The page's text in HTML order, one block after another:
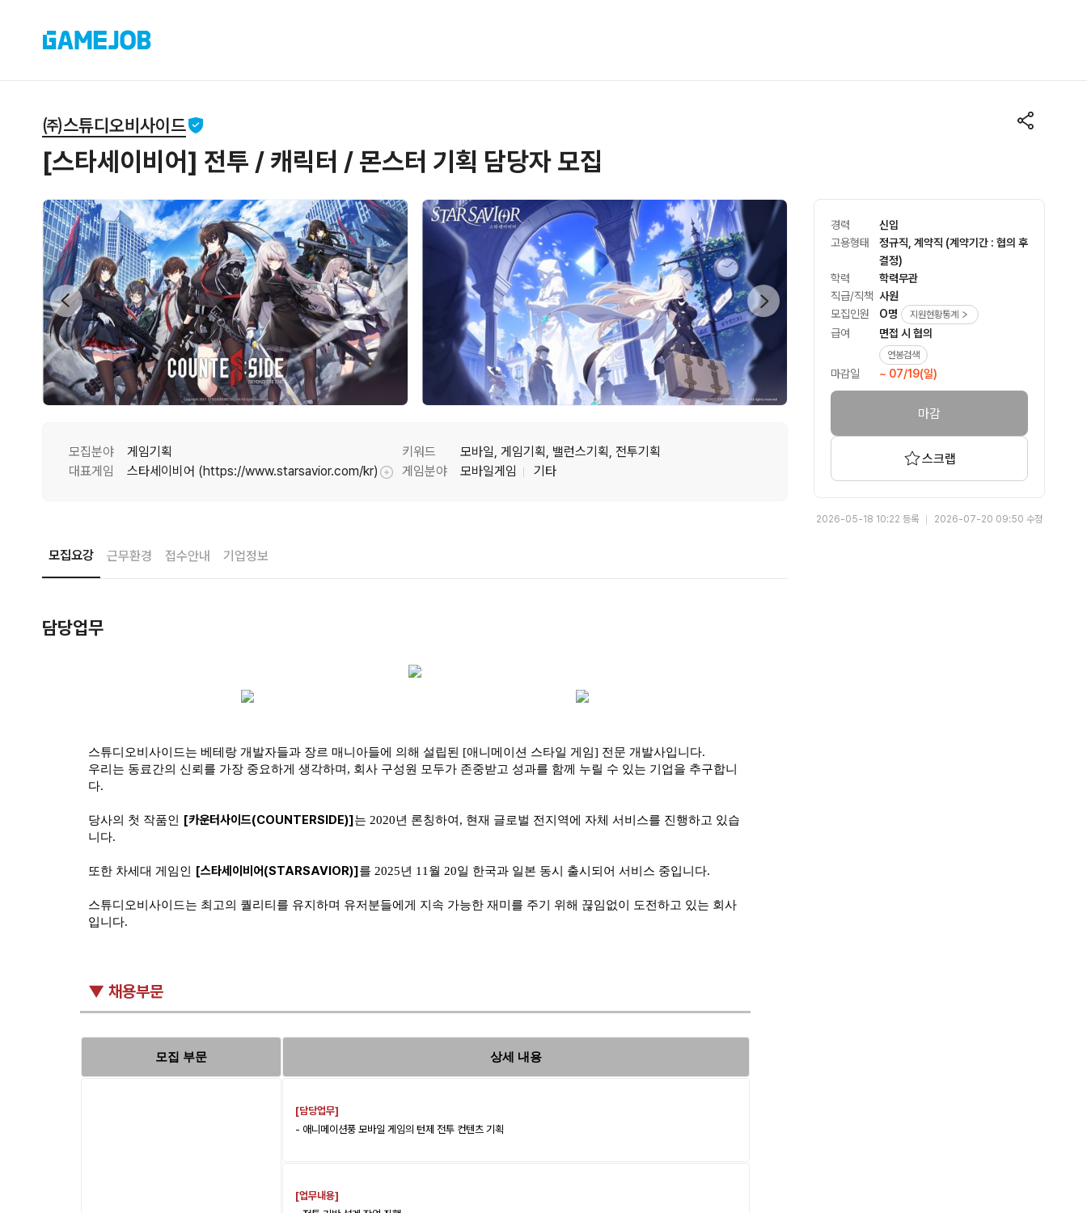
㈜스튜디오비사이드
[스타세이비어] 전투 / 캐릭터 / 몬스터 기획 담당자 모집
모집분야 게임기획 키워드
모바일, 게임기획, 밸런스기획, 전투기획
대표게임
스타세이비어 (https://www.starsavior.com/kr) 게임분야 모바일게임 기타
경력
신입
고용형태
정규직, 계약직 (계약기간 : 협의 후
결정)
학력
학력무관
직급/직책 사원
모집인원
O명 지원현황통계
급여 면접 시 협의
연봉검색
마감일 ~ 07/19(일)
마감
스크랩
2026-05-18 10:22 등록 2026-07-20 09:50 수정
모집요강 근무환경 접수안내 기업정보
담당업무